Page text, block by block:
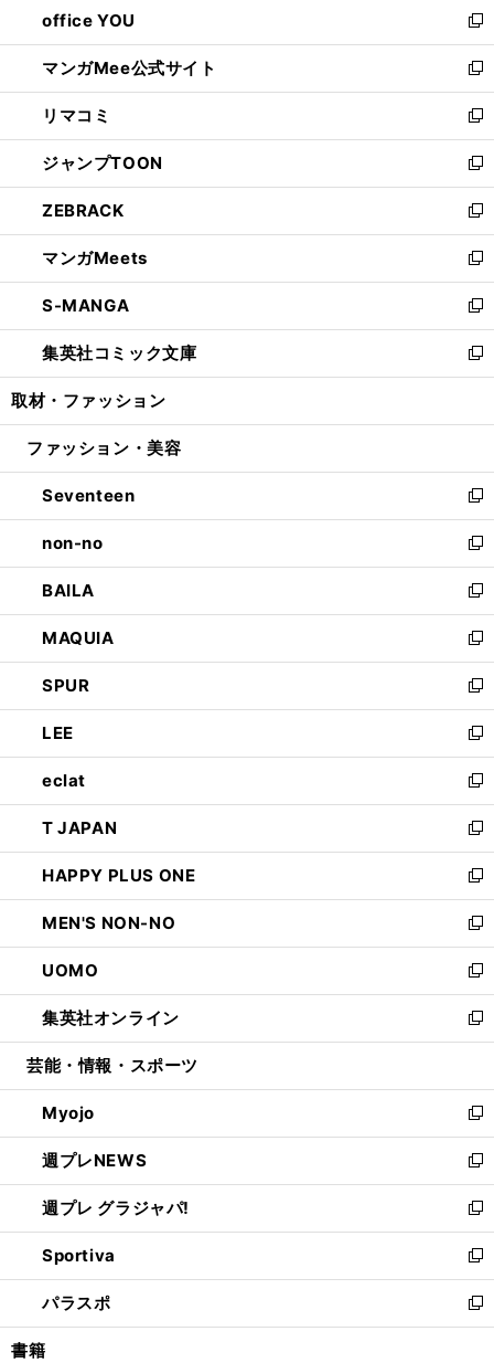
く
で
開
く
ィ
ン
ド
ウ
で
開
く
い
ウ
ィ
ン
ド
ウ
で
開
く
office YOU
新
し
い
ウ
ィ
ン
ド
ウ
で
開
く
マンガMee公式サイト
新
し
い
ウ
ィ
ン
ド
ウ
で
開
く
リマコミ
新
し
い
ウ
ィ
ン
ド
ウ
で
開
く
ジャンプTOON
新
し
い
ウ
ィ
ン
ド
ウ
で
開
ZEBRACK
新
し
い
ウ
ィ
ン
ド
ウ
開
マンガMeets
新
し
い
ウ
ィ
ン
ウ
開
く
S-MANGA
新
し
い
ウ
ン
ウ
で
開
く
集英社コミック文庫
新
し
ウ
ン
ド
ウ
で
開
く
取材・ファッション
ファッション・美容
Seventeen
新
し
い
ウ
ィ
ン
ド
ウ
で
開
く
non-no
新
し
い
ウ
ィ
ン
ド
ウ
で
開
く
BAILA
新
し
い
ウ
ィ
ン
ド
ウ
で
開
く
MAQUIA
新
し
い
ウ
ィ
ン
ド
ウ
で
開
く
SPUR
新
し
い
ウ
ィ
ン
ド
ウ
で
開
く
LEE
新
し
い
ウ
ィ
ン
ド
ウ
で
開
く
eclat
新
し
い
ウ
ィ
ン
ド
ウ
で
開
く
T JAPAN
新
し
い
ウ
ィ
ン
ド
ウ
で
開
HAPPY PLUS ONE
新
し
い
ウ
ィ
ン
ド
ウ
開
く
MEN'S NON-NO
新
し
い
ウ
ィ
ン
ウ
で
開
く
UOMO
新
し
い
ウ
ン
ド
ウ
で
開
く
集英社オンライン
新
し
ウ
ィ
ン
ド
ウ
で
開
く
芸能・情報・スポーツ
Myojo
新
し
い
ウ
ィ
ン
ド
ウ
で
開
週プレNEWS
新
し
い
ウ
ィ
ン
ド
ウ
週プレ グラジャパ!
新
し
い
ウ
ィ
ン
Sportiva
新
し
い
ウ
パラスポ
新
し
書籍